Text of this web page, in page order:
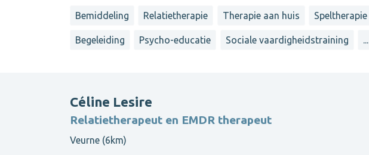
Bemiddeling Relatietherapie Therapie aan huis Speltherapie
Begeleiding Psycho-educatie Sociale vaardigheidstraining ...
Céline Lesire
Relatietherapeut en EMDR therapeut
Veurne (6km)